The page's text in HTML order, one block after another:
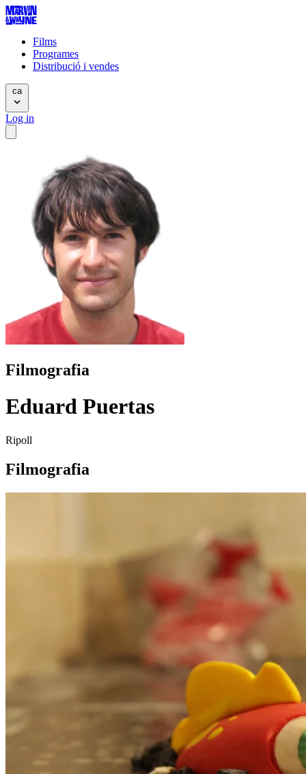
Films
Programes
Distribució i vendes
ca
Log in
Filmografia
Eduard Puertas
Ripoll
Filmografia